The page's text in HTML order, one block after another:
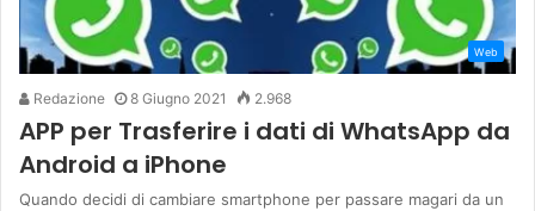
Web
Redazione 8 Giugno 2021 2.968
APP per Trasferire i dati di WhatsApp da
Android a iPhone
Quando decidi di cambiare smartphone per passare magari da un